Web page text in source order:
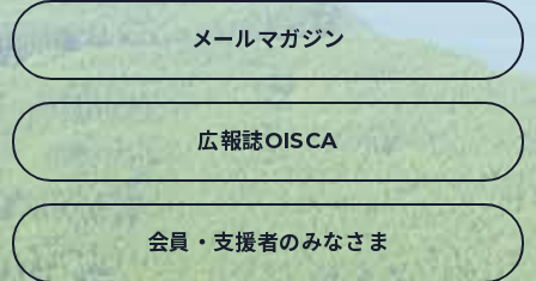
メールマガジン
広報誌OISCA
会員・支援者のみなさま